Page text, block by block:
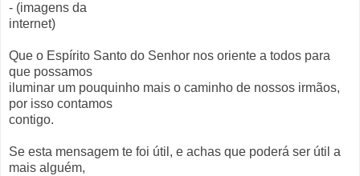
- (imagens da
internet)
Que o Espírito Santo do Senhor nos oriente a todos para
que possamos
iluminar um pouquinho mais o caminho de nossos irmãos,
por isso contamos
contigo.
Se esta mensagem te foi útil, e achas que poderá ser útil a
mais alguém,